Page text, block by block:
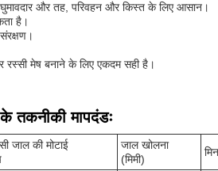
और तह, परिवहन और किस्त के लिए आसान।
है।
संरक्षण।
मेष बनाने के लिए एकदम सही है।
तकनीकी मापदंडः
जाल की मोटाई
जाल खोलना
(मिमी)